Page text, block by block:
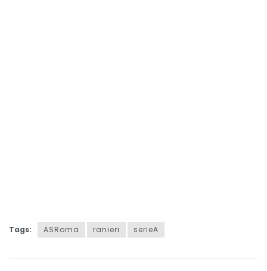
Tags: ASRoma ranieri serieA